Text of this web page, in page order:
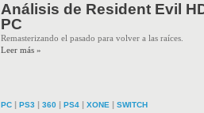
Análisis de Resident Evil
PC
Remasterizando el pasado para volver a las raíces.
Leer más »
PC | PS3 | 360 | PS4 | XONE | SWITCH